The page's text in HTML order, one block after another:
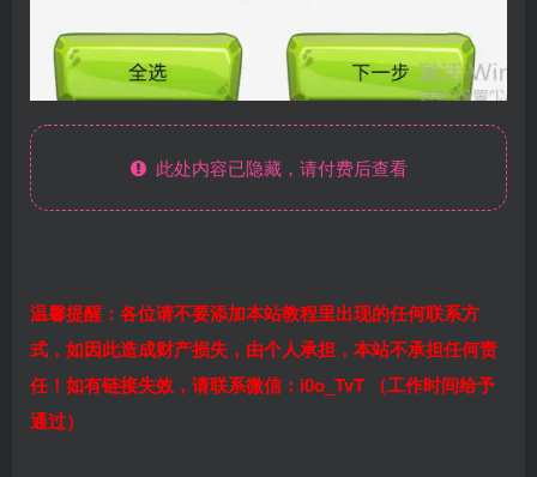
此处内容已隐藏，请付费后查看
温馨提醒：各位请不要添加本站教程里出现的任何联系方
式，如因此造成财产损失，由个人承担，本站不承担任何责
任！如有链接失效，请联系微信：i0o_TvT （工作时间给予
通过）